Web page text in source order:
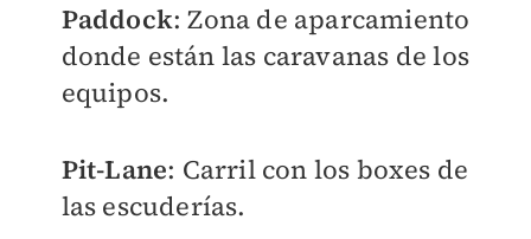
Paddock: Zona de aparcamiento
donde están las caravanas de los
equipos.
Pit-Lane: Carril con los boxes de
las escuderías.